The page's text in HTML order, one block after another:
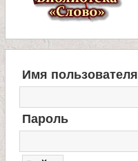
ы
К
а
Д
С
Имя пользователя
Пароль